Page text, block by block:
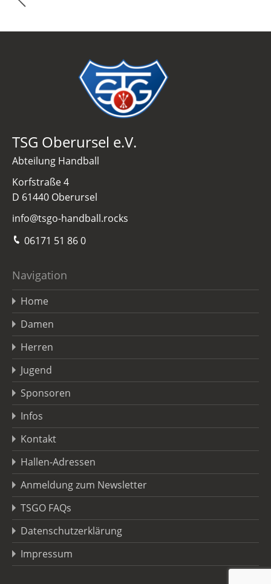
TSG Oberursel e.V.
Abteilung Handball
Korfstraße 4
D 61440 Oberursel
info@tsgo-handball.rocks
06171 51 86 0
Navigation
Home
Damen
Herren
Jugend
Sponsoren
Infos
Kontakt
Hallen-Adressen
Anmeldung zum Newsletter
TSGO FAQs
Datenschutzerklärung
Impressum